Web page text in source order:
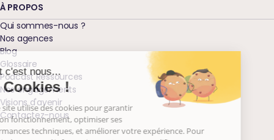
Salut c'est nous...
les Cookies !
Notre site utilise des cookies pour garantir
son bon fonctionnement, optimiser ses
performances techniques, et améliorer votre expérience. Pour
À PROPOS
Qui sommes-nous ?
Nos agences
Blog
Glossaire
Podcast Ressources
Nos engagements
Visions d'avenir
Contactez-nous